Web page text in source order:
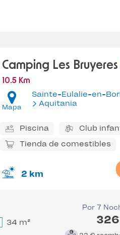
Camping Les Bruyeres
10.5 Km
Mapa
Sainte-Eulalie-en-
Aquitania
Piscina Club
Tienda de comestibles
2 km
34 m²
Por 7